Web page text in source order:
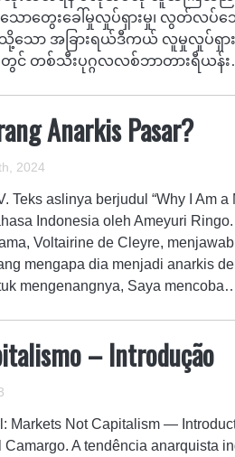
တွေးခေါ်မှုလှုပ်ရှားမှု၊ လွတ်လပ်သော
သော အခြားရယ်ဒီကယ် လူမှုလှုပ်ရှား
တွင် တစ်သီးပုဂ္ဂလလစ်ဘာတားရီယန်
Anarkis Pasar?
2024
Teks aslinya berjudul “Why I Am a
Indonesia oleh Ameyuri
Voltairine de Cleyre,
mengapa dia menjadi anarkis
mengenangnya, Saya
– Introdução
Markets Not Capitalism —
A tendência anarquista